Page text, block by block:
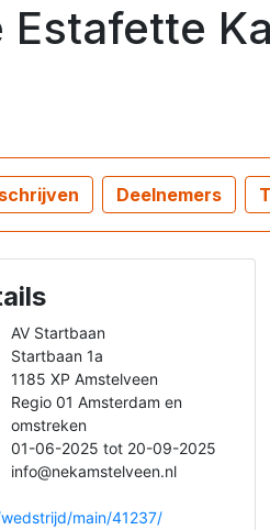
Estafette
Deelnemers
AV Startbaan
Startbaan 1a
1185 XP Amstelveen
Regio 01 Amsterdam en
omstreken
01-06-2025 tot 20-09-2025
info@nekamstelveen.nl
main/41237/